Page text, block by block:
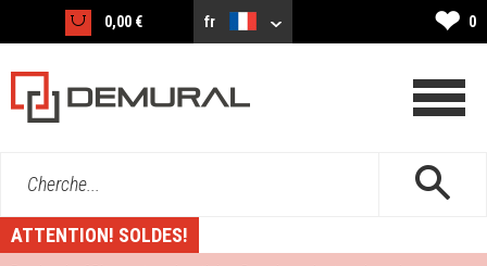
0,00 € fr ❤ 0
Cherche...
ATTENTION! SOLDES!